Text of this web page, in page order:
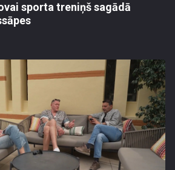
sporta treniņš sagādā